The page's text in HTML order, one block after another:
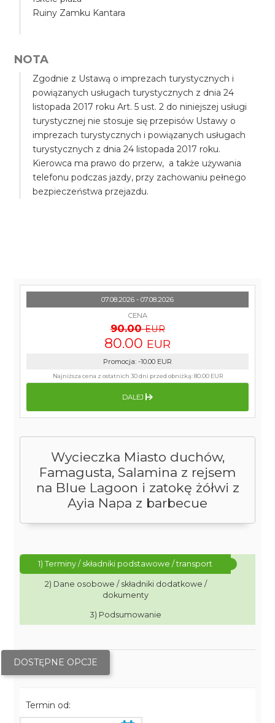
Ruiny Zamku Kantara
NOTA
Zgodnie z Ustawą o imprezach turystycznych i
powiązanych usługach turystycznych z dnia 24
listopada 2017 roku Art. 5 ust. 2 do niniejszej usługi
turystycznej nie stosuje się przepisów Ustawy o
imprezach turystycznych i powiązanych usługach
turystycznych z dnia 24 listopada 2017 roku.
Kierowca ma prawo do przerw, a także używania
telefonu podczas jazdy, przy zachowaniu pełnego
bezpieczeństwa przejazdu.
Wycieczka Miasto duchów,
Famagusta, Salamina z rejsem
na Blue Lagoon i zatokę żółwi z
Ayia Napa z barbecue
1) Terminy / składniki podstawowe / transport
2) Dane osobowe / składniki dodatkowe /
dokumenty
3) Podsumowanie
DOSTĘPNE OPCJE
Termin od:
07.08.2026 - 07.08.2026
CENA
90.00 EUR
80.00 EUR
Promocja: -10.00 EUR
Najniższa cena z ostatnich 30 dni przed obniżką:80.00 EUR
DALEJ